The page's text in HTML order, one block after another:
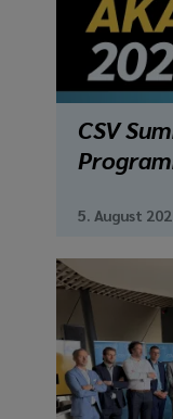
CSV
5. August